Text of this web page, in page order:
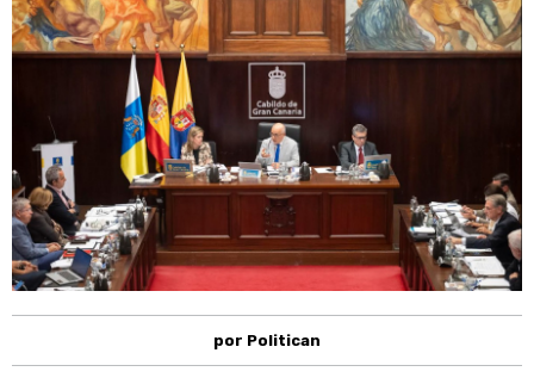
por Politican